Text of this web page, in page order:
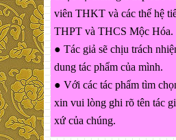
viên THKT và các thế hệ
THPT và THCS Mộc Hóa.
● Tác giả sẽ chịu trách
dung tác phẩm của mình.
● Với các tác phẩm tìm
xin vui lòng ghi rõ tên tác
xứ của chúng.